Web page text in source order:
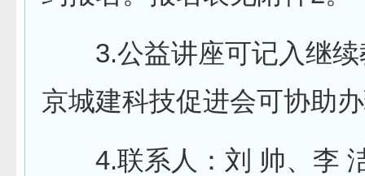
3.公益讲座可记入继续
京城建科技促进会可协助
4.联系人：刘 帅、李